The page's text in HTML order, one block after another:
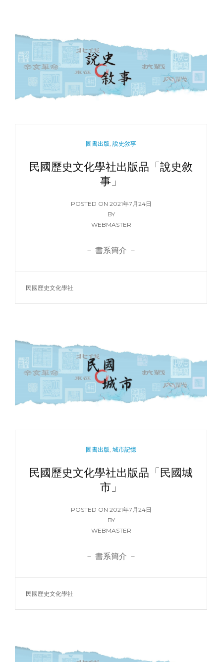
緬
物
內
運
版
CATEGORIES
圖書出版, 說史敘事
民國歷史文化學社出版品「說史敘
事」
POSTED ON POSTED
ON
2021年7月24日
BY
WEBMASTER
－ 書系簡介 －
TAGS
民國歷史文化學社
CATEGORIES
圖書出版, 城市記憶
民國歷史文化學社出版品「民國城
市」
POSTED ON POSTED
ON
2021年7月24日
BY
WEBMASTER
－ 書系簡介 －
TAGS
民國歷史文化學社